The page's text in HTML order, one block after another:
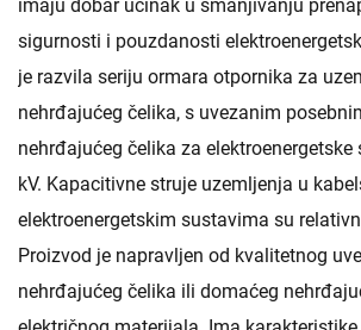
imaju dobar učinak u smanjivanju
sigurnosti i pouzdanosti
je razvila seriju ormara otpornika za
nehrđajućeg čelika, s uvezanim
nehrđajućeg čelika za
kV. Kapacitivne struje uzemljenja u
elektroenergetskim sustavima su
Proizvod je napravljen od kvalitetnog
nehrđajućeg čelika ili domaćeg